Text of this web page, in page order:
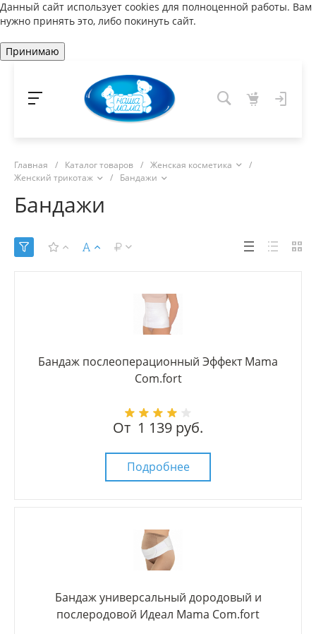
Данный сайт использует cookies для полноценной работы. Вам
нужно принять это, либо покинуть сайт.
Принимаю
Главная / Каталог товаров / Женская косметика
/
Женский трикотаж
/ Бандажи
Бандажи
Бандаж послеоперационный Эффект Mama
Com.fort
От 1 139 руб.
Подробнее
Бандаж универсальный дородовый и
послеродовой Идеал Mama Com.fort